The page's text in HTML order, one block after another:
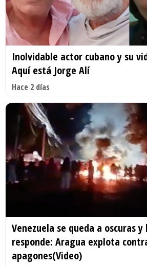
Inolvidable actor cubano y su
Aquí está Jorge Alí
Hace 2 días
Venezuela se queda a oscuras y
responde: Aragua explota
apagones(Video)